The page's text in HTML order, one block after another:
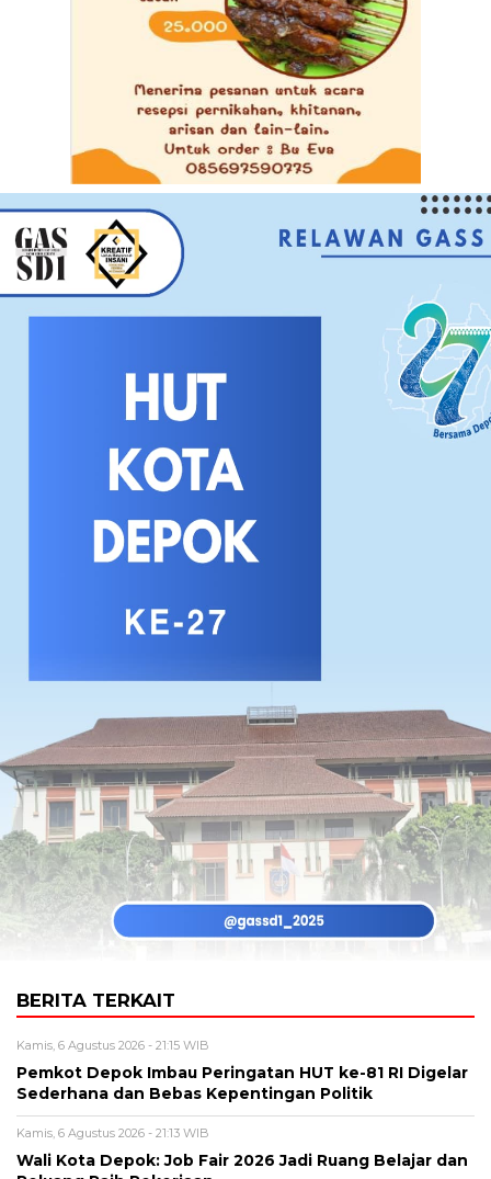
BERITA TERKAIT
Kamis, 6 Agustus 2026 - 21:15 WIB
Pemkot Depok Imbau Peringatan HUT ke-81 RI Digelar
Sederhana dan Bebas Kepentingan Politik
Kamis, 6 Agustus 2026 - 21:13 WIB
Wali Kota Depok: Job Fair 2026 Jadi Ruang Belajar dan